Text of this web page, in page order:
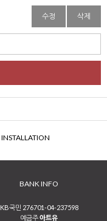
수정 삭제
INSTALLATION
BANK INFO
KB국민 276701-04-237598
예금주아트유